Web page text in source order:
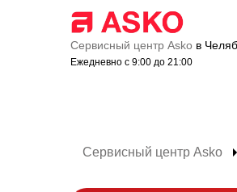
Сервисный центр Asko в
Ежедневно с 9:00 до 21:00
Сервисный центр Asko